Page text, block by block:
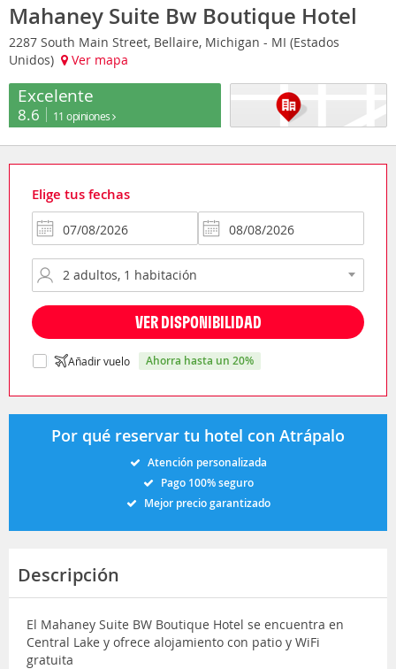
Mahaney Suite Bw Boutique Hotel
2287 South Main Street, Bellaire, Michigan - MI (Estados
Unidos)
Ver mapa
Excelente
8.6 11 opiniones
Elige tus fechas
VER DISPONIBILIDAD
Añadir vuelo ahorra hasta un 20%
Por qué reservar tu hotel con Atrápalo
Atención personalizada
Pago 100% seguro
Mejor precio garantizado
Descripción
El Mahaney Suite BW Boutique Hotel se encuentra en
Central Lake y ofrece alojamiento con patio y WiFi
gratuita